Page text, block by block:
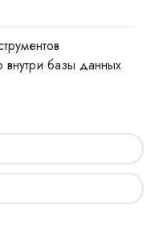
внутри базы данных